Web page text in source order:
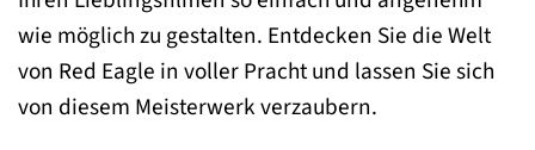
wie möglich zu gestalten. Entdecken Sie die Welt
von Red Eagle in voller Pracht und lassen Sie sich
von diesem Meisterwerk verzaubern.